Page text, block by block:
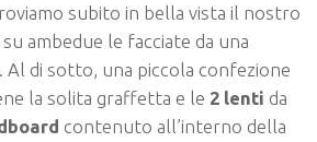
subito in bella vista il nostro
ambedue le facciate da una
di sotto, una piccola confezione
la solita graffetta e le 2 lenti da
contenuto all’interno della